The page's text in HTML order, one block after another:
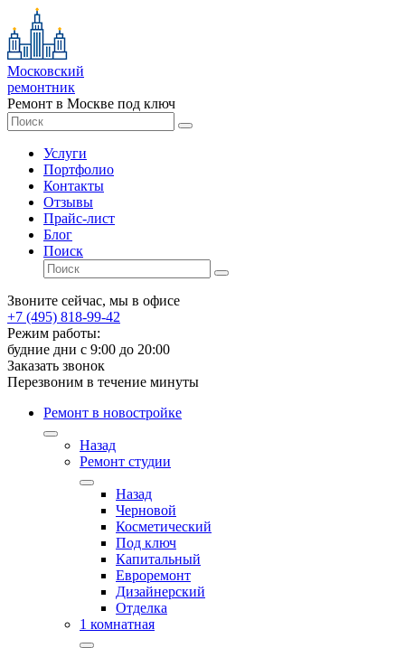
Московский
ремонтник
Ремонт в Москве под ключ
Услуги
Портфолио
Контакты
Отзывы
Прайс-лист
Блог
Поиск
Звоните сейчас, мы в офисе
+7 (495) 818-99-42
Режим работы:
будние дни с 9:00 до 20:00
Заказать звонок
Перезвоним в течение минуты
Ремонт в новостройке
Назад
Ремонт студии
Назад
Черновой
Косметический
Под ключ
Капитальный
Евроремонт
Дизайнерский
Отделка
1 комнатная